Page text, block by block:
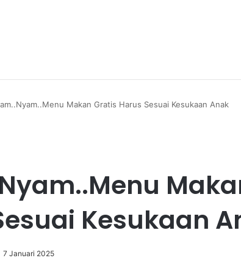
Makan Gratis Harus Sesuai Kesukaan Anak
Kesukaan
7 Januari 2025